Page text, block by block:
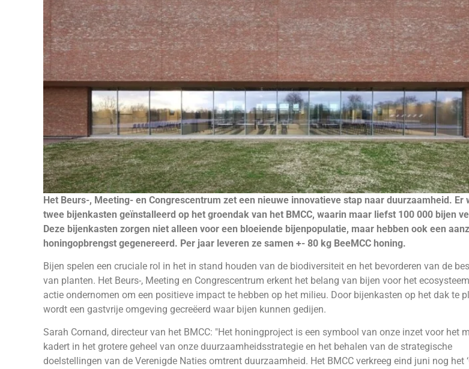
Het Beurs-, Meeting- en Congrescentrum zet een nieuwe innovatieve stap naar duurzaamheid. Er
twee bijenkasten geïnstalleerd op het groendak van het BMCC, waarin maar liefst 100 000 bijen
Deze bijenkasten zorgen niet alleen voor een bloeiende bijenpopulatie, maar hebben ook een
honingopbrengst gegenereerd. Per jaar leveren ze samen +- 80 kg BeeMCC honing.
Bijen spelen een cruciale rol in het in stand houden van de biodiversiteit en het bevorderen van de
van planten. Het Beurs-, Meeting en Congrescentrum erkent het belang van bijen voor het
actie ondernomen om een positieve impact te hebben op het milieu. Door bijenkasten op het dak te
wordt een gastvrije omgeving gecreëerd waar bijen kunnen gedijen.
Sarah Cornand, directeur van het BMCC: "Het honingproject is een symbool van onze inzet voor het
kadert in het grotere geheel van onze duurzaamheidsstrategie en het behalen van de strategische
doelstellingen van de Verenigde Naties omtrent duurzaamheid. Het BMCC verkreeg eind juni nog het